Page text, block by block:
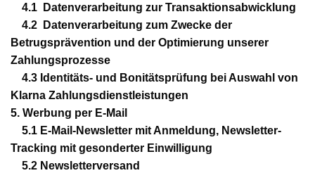
4.1
Datenverarbeitung zur Transaktionsabwicklung
4.2
Datenverarbeitung zum Zwecke der
Betrugsprävention und der Optimierung unserer
Zahlungsprozesse
4.3 Identitäts- und Bonitätsprüfung bei Auswahl von
Klarna Zahlungsdienstleistungen
5. Werbung per E-Mail
5.1 E-Mail-Newsletter mit Anmeldung, Newsletter-
Tracking mit gesonderter Einwilligung
5.2 Newsletterversand